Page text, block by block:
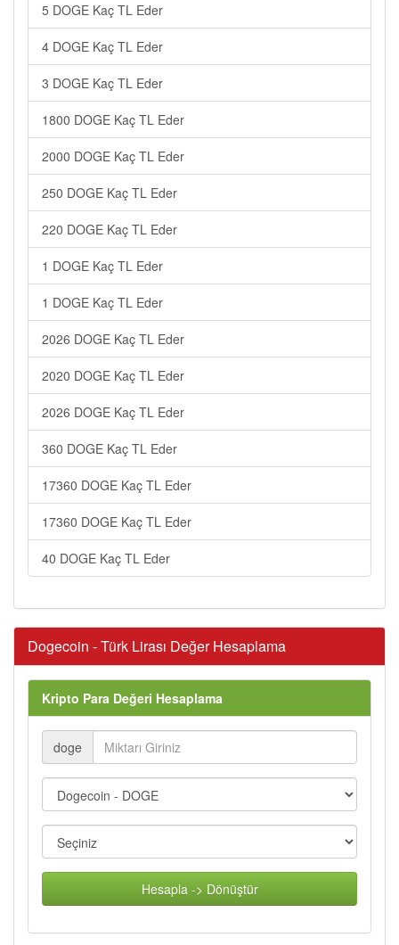
5 DOGE Kaç TL Eder
4 DOGE Kaç TL Eder
3 DOGE Kaç TL Eder
1800 DOGE Kaç TL Eder
2000 DOGE Kaç TL Eder
250 DOGE Kaç TL Eder
220 DOGE Kaç TL Eder
1 DOGE Kaç TL Eder
1 DOGE Kaç TL Eder
2026 DOGE Kaç TL Eder
2020 DOGE Kaç TL Eder
2026 DOGE Kaç TL Eder
360 DOGE Kaç TL Eder
17360 DOGE Kaç TL Eder
17360 DOGE Kaç TL Eder
40 DOGE Kaç TL Eder
Dogecoin - Türk Lirası Değer Hesaplama
Kripto Para Değeri Hesaplama
doge
Hesapla -> Dönüştür